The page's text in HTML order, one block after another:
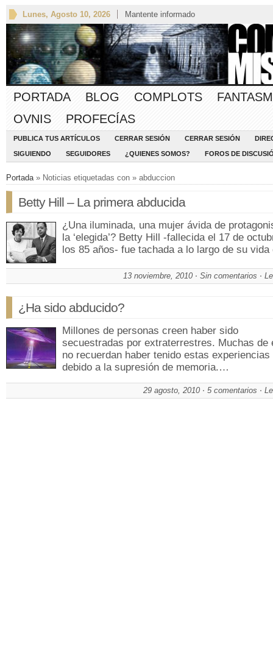
Lunes, Agosto 10, 2026 Mantente informado
PORTADA BLOG COMPLOTS
OVNIS
PROFECÍAS
PUBLICA TUS ARTÍCULOS CERRAR SESIÓN CERRAR SESIÓN
SIGUIENDO SEGUIDORES ¿QUIENES SOMOS? FOROS DE
Portada » Noticias etiquetadas con » abduccion
Betty Hill – La primera abducida
¿Una iluminada, una mujer ávida de
la ‘elegida’? Betty Hill -fallecida el 17 de
los 85 años- fue tachada a lo largo de su
13 noviembre, 2010 Sin comentarios
¿Ha sido abducido?
Millones de personas creen haber sido
secuestradas por extraterrestres. Muchas de
no recuerdan haber tenido estas experiencias
debido a la supresión de memoria.…
29 agosto, 2010 5 comentarios